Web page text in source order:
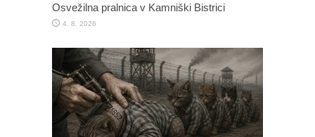
Osvežilna pralnica v Kamniški Bistrici
4. 8. 2026